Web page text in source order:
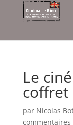
Le
coffret
par Nicolas
commentaires